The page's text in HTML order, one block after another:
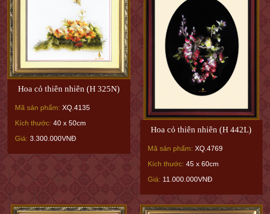
Hoa cỏ thiên nhiên (H 325N)
Mã sản phẩm: XQ.4135
Kích thước: 40 x 50cm
Giá: 3.300.000VNĐ
Hoa cỏ thiên nhiên (H 442L)
Mã sản phẩm: XQ.4769
Kích thước: 45 x 60cm
Giá: 11.000.000VNĐ